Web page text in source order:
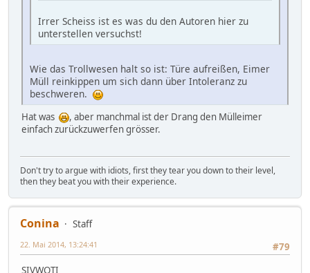
Irrer Scheiss ist es was du den Autoren hier zu
unterstellen versuchst!
Wie das Trollwesen halt so ist: Türe aufreißen, Eimer
Müll reinkippen um sich dann über Intoleranz zu
beschweren.
Hat was
, aber manchmal ist der Drang den Mülleimer
einfach zurückzuwerfen grösser.
Don't try to argue with idiots, first they tear you down to their level,
then they beat you with their experience.
Conina
Staff
#79
22. Mai 2014, 13:24:41
SIVWOTI